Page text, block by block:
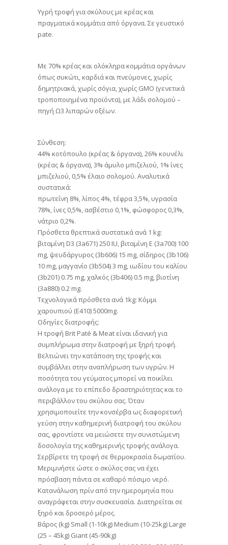
Υγρή τροφή για σκύλους με κρέας και
πραγματικά κομμάτια από όργανα. Σε γευστικό
pate.
Με 70% κρέας και ολόκληρα κομμάτια οργάνων
όπως συκώτι, καρδιά και πνεύμονες, χωρίς
δημητριακά, χωρίς σόγια, χωρίς GMO (γενετικά
τροποποιημένα προϊόντα), με λάδι σολομού –
πηγή Ω3 λιπαρών οξέων.
Σύνθεση:
44% κοτόπουλο (κρέας & όργανα), 26% κουνέλι
(κρέας & όργανα), 3% άμυλο μπιζελιού, 1% ίνες
μπιζελιού, 0,5% έλαιο σολομού. Αναλυτικά
συστατικά:
πρωτεΐνη 8%, λίπος 4%, τέφρα 3,5%, υγρασία
78%, ίνες 0,5%, ασβέστιο 0,1%, φώσφορος 0,3%,
νάτριο 0,2%.
Πρόσθετα θρεπτικά συστατικά ανά 1 kg:
βιταμίνη D3 (3a671) 250 IU, βιταμίνη Ε (3a700) 100
mg, ψευδάργυρος (3b606) 15 mg, σίδηρος (3b106)
10 mg, μαγγανίο (3b504) 3 mg, ιωδίου του καλίου
(3b201) 0.75 mg, χαλκός (3b406) 0.5 mg, βιοτίνη
(3a880) 0.2 mg.
Τεχνολογικά πρόσθετα ανά 1kg: Κόμμι
χαρουπιού (Ε410) 5000mg.
Οδηγίες διατροφής:
Η τροφή Brit Paté & Meat είναι ιδανική για
συμπλήρωμα στην διατροφή με ξηρή τροφή.
Βελτιώνει την κατάποση της τροφής και
συμβάλλει στην αναπλήρωση των υγρών. Η
ποσότητα του γεύματος μπορεί να ποικίλει
ανάλογα με το επίπεδο δραστηριότητας και το
περιβάλλον του σκύλου σας. Όταν
χρησιμοποιείτε την κονσέρβα ως διαφορετική
γεύση στην καθημερινή διατροφή του σκύλου
σας, φροντίστε να μειώσετε την συνιστώμενη
δοσολογία της καθημερινής τροφής ανάλογα.
Σερβίρετε τη τροφή σε θερμοκρασία δωματίου.
Μεριμνήστε ώστε ο σκύλος σας να έχει
πρόσβαση πάντα σε καθαρό πόσιμο νερό.
Κατανάλωση πρίν από την ημερομηνία που
αναγράφεται στην συσκευασία. Διατηρείται σε
ξηρό και δροσερό μέρος.
Βάρος (kg) Small (1-10kg) Medium (10-25kg) Large
(25 – 45kg) Giant (45-90kg)